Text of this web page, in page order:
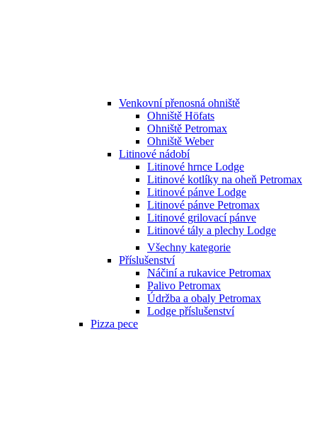
Venkovní přenosná ohniště
Ohniště Höfats
Ohniště Petromax
Ohniště Weber
Litinové nádobí
Litinové hrnce Lodge
Litinové kotlíky na oheň Petromax
Litinové pánve Lodge
Litinové pánve Petromax
Litinové grilovací pánve
Litinové tály a plechy Lodge
Všechny kategorie
Příslušenství
Náčiní a rukavice Petromax
Palivo Petromax
Údržba a obaly Petromax
Lodge příslušenství
Pizza pece